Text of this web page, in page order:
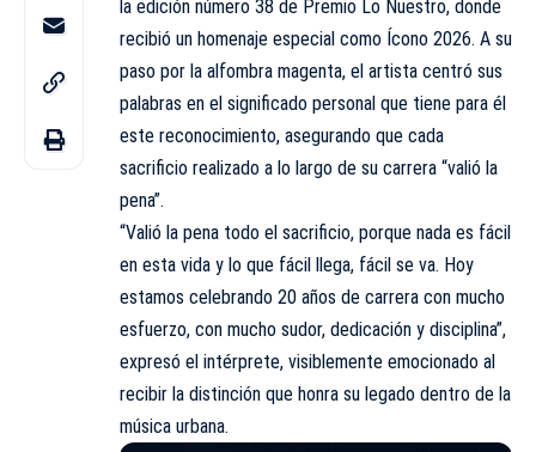
la edición número 38 de Premio Lo Nuestro, donde
recibió un homenaje especial como Ícono 2026. A su
paso por la alfombra magenta, el artista centró sus
palabras en el significado personal que tiene para él
este reconocimiento, asegurando que cada
sacrificio realizado a lo largo de su carrera “valió la
pena”.
“Valió la pena todo el sacrificio, porque nada es fácil
en esta vida y lo que fácil llega, fácil se va. Hoy
estamos celebrando 20 años de carrera con mucho
esfuerzo, con mucho sudor, dedicación y disciplina”,
expresó el intérprete, visiblemente emocionado al
recibir la distinción que honra su legado dentro de la
música urbana.